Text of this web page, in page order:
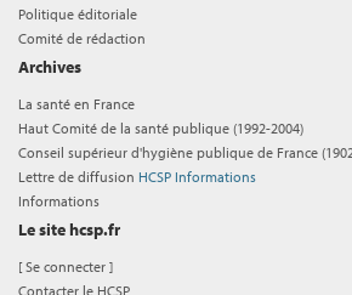
Politique éditoriale
Comité de rédaction
Archives
La santé en France
Haut Comité de la santé publique (1992-2004)
Conseil supérieur d'hygiène publique de France
Lettre de diffusion HCSP Informations
Informations
Le site hcsp.fr
[Se connecter ]
Contacter le HCSP